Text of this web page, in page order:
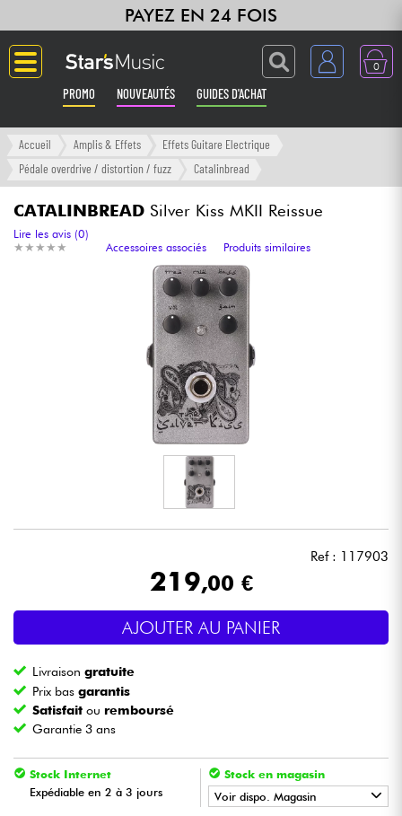
PAYEZ EN 24 FOIS
0
PROMO NOUVEAUTÉS GUIDES D'ACHAT
Langue
Amplis & Effets
Claviers & Pianos
Synthés & Sampleurs
Eclairage
Vents
Eveil Musical
Accueil Amplis & Effets
Effets Guitare Electrique
Pédale overdrive / distortion / fuzz
Catalinbread
CATALINBREAD Silver Kiss MKII Reissue
★ ★ ★ ★ ★
★ ★ ★ ★ ★
Lire les avis (0)
Accessoires associés
Produits similaires
Ref : 117903
219,00 €
AJOUTER AU PANIER
Livraisongratuite
Prix basgarantis
Satisfait ou remboursé
Garantie 3 ans
Stock Internet
Expédiable en 2 à 3 jours
Stock en magasin
Voir dispo. Magasin